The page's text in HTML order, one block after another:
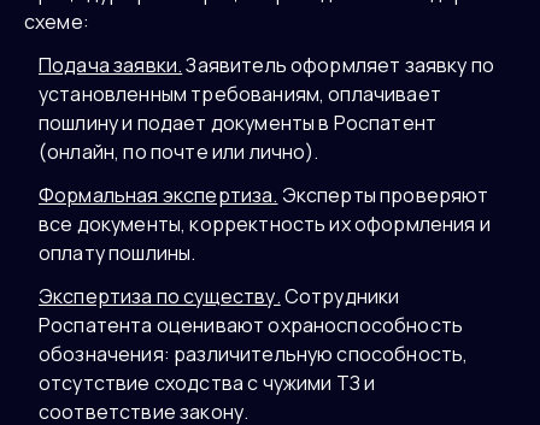
схеме:
Подача заявки.Заявитель оформляет заявку по
установленным требованиям, оплачивает
пошлину и подает документы в Роспатент
(онлайн, по почте или лично).
Формальная экспертиза. Эксперты проверяют
все документы, корректность их оформления и
оплату пошлины.
Экспертиза по существу.Сотрудники
Роспатента оценивают охраноспособность
обозначения: различительную способность,
отсутствие сходства с чужими ТЗ и
соответствие закону.